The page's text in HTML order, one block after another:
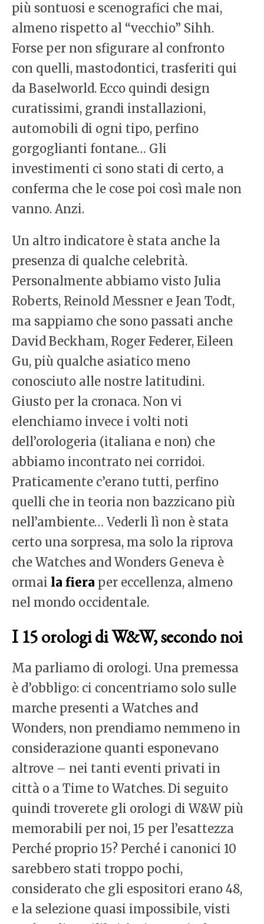
più sontuosi e scenografici che mai,
almeno rispetto al “vecchio” Sihh.
Forse per non sfigurare al confronto
con quelli, mastodontici, trasferiti qui
da Baselworld. Ecco quindi design
curatissimi, grandi installazioni,
automobili di ogni tipo, perfino
gorgoglianti fontane… Gli
investimenti ci sono stati di certo, a
conferma che le cose poi così male non
vanno. Anzi.
Un altro indicatore è stata anche la
presenza di qualche celebrità.
Personalmente abbiamo visto Julia
Roberts, Reinold Messner e Jean Todt,
ma sappiamo che sono passati anche
David Beckham, Roger Federer, Eileen
Gu, più qualche asiatico meno
conosciuto alle nostre latitudini.
Giusto per la cronaca. Non vi
elenchiamo invece i volti noti
dell’orologeria (italiana e non) che
abbiamo incontrato nei corridoi.
Praticamente c’erano tutti, perfino
quelli che in teoria non bazzicano più
nell’ambiente… Vederli lì non è stata
certo una sorpresa, ma solo la riprova
che Watches and Wonders Geneva è
ormai la fiera per eccellenza, almeno
nel mondo occidentale.
I 15 orologi di W&W, secondo noi
Ma parliamo di orologi. Una premessa
è d’obbligo: ci concentriamo solo sulle
marche presenti a Watches and
Wonders, non prendiamo nemmeno in
considerazione quanti esponevano
altrove – nei tanti eventi privati in
città o a Time to Watches. Di seguito
quindi troverete gli orologi di W&W più
memorabili per noi, 15 per l’esattezza
Perché proprio 15? Perché i canonici 10
sarebbero stati troppo pochi,
considerato che gli espositori erano 48,
e la selezione quasi impossibile, visti